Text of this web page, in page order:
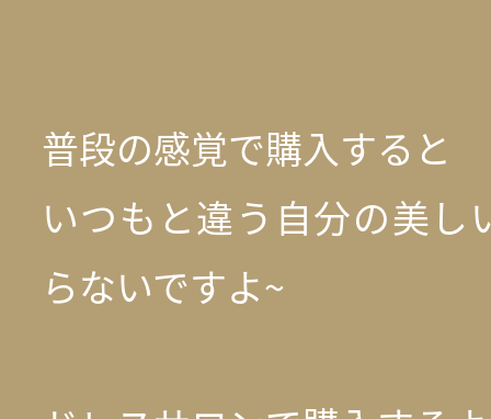
普段の感覚で購入すると
いつもと違う自分の美し
らないですよ~